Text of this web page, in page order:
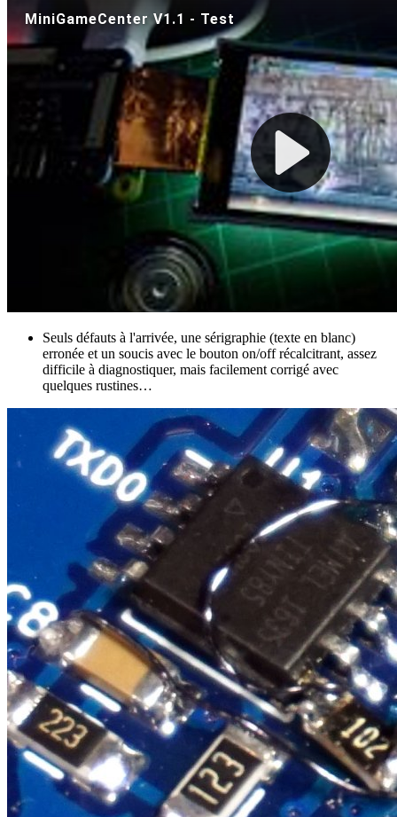
Seuls défauts à l'arrivée, une sérigraphie (texte en blanc)
erronée et un soucis avec le bouton on/off récalcitrant, assez
difficile à diagnostiquer, mais facilement corrigé avec
quelques rustines…